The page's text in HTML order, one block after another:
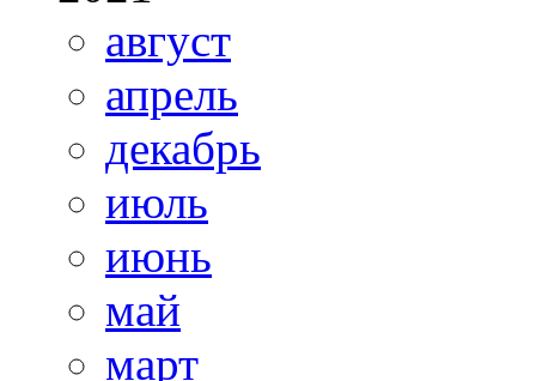
август
апрель
декабрь
июль
июнь
май
март